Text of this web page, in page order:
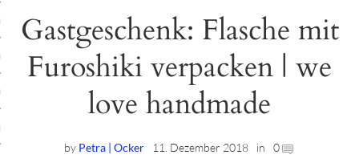
Workshops
Location
Workshops
Gastgeschenk: Flasche mit
Furoshiki verpacken | we
love handmade
by Petra | Ocker 11. Dezember 2018 in 0